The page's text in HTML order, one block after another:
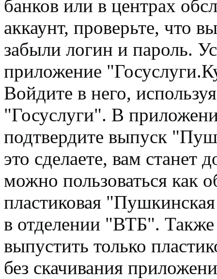
банков или в центрах
аккаунт, проверьте, что
забыли логин и пароль.
приложение
Войдите в него,
"Госуслуги". В
подтвердите выпуск
это сделаете, вам станет
можно пользоваться как
пластиковая
в отделении "ВТБ".
выпустить только
без скачивания